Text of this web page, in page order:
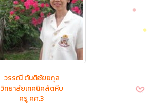
วรรณี ตันติชัยยกุล
วิทยาลัยเทคนิคสัตหีบ
ครู คศ.3